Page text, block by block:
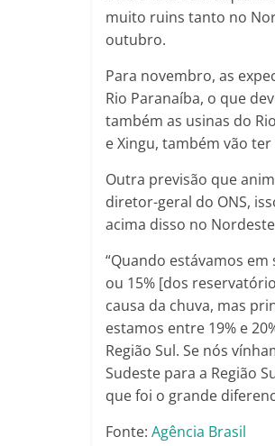
muito ruins tanto no
outubro.
Para novembro, as
Rio Paranaíba, o que
também as usinas do
e Xingu, também vão
Outra previsão que
diretor-geral do ONS,
acima disso no
“Quando estávamos
ou 15% [dos
causa da chuva, mas
estamos entre 19% e
Região Sul. Se nós
Sudeste para a Região
que foi o grande
Fonte: Agência Brasil